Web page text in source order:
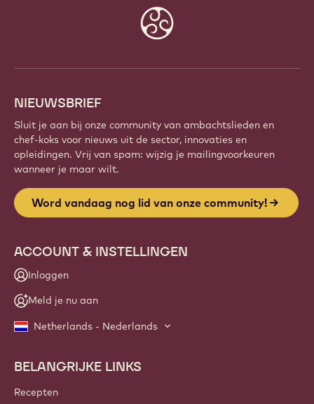
Maak deel uit van een wereldwijde community van
gepassioneerde chefs en ambachtslieden. Deel
vakmanschap met Callebaut.
Meld je aan
Website
info
NIEUWSBRIEF
Sluit je aan bij onze community van ambachtslieden en
opleidingen. Vrij van spam: wijzig je mailingvoorkeuren